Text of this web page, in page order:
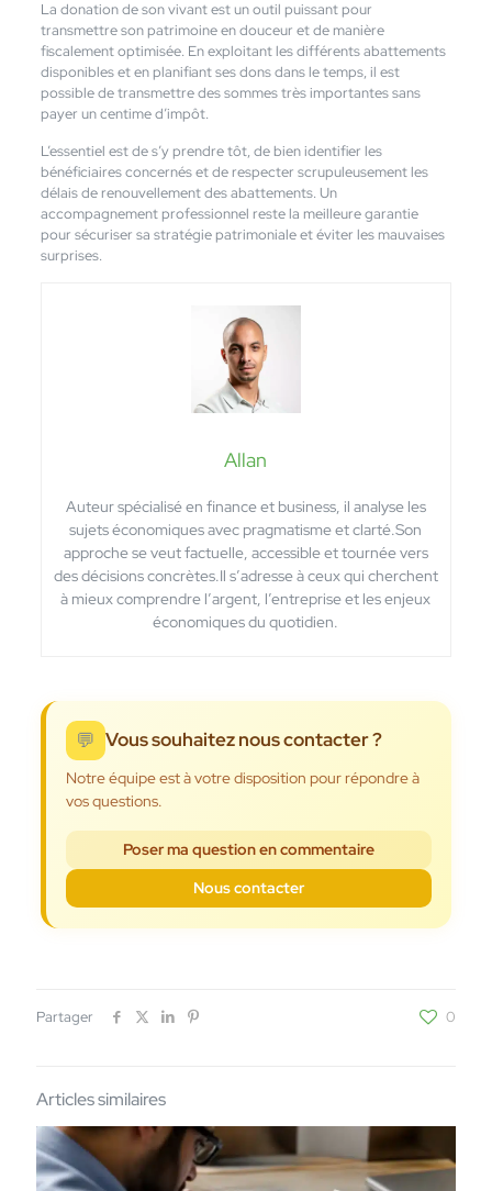
La donation de son vivant est un outil puissant pour
transmettre son patrimoine en douceur et de manière
fiscalement optimisée. En exploitant les différents abattements
disponibles et en planifiant ses dons dans le temps, il est
possible de transmettre des sommes très importantes sans
payer un centime d’impôt.
L’essentiel est de s’y prendre tôt, de bien identifier les
bénéficiaires concernés et de respecter scrupuleusement les
délais de renouvellement des abattements. Un
accompagnement professionnel reste la meilleure garantie
pour sécuriser sa stratégie patrimoniale et éviter les mauvaises
surprises.
Allan
Auteur spécialisé en finance et business, il analyse les
sujets économiques avec pragmatisme et clarté.Son
approche se veut factuelle, accessible et tournée vers
des décisions concrètes.Il s’adresse à ceux qui cherchent
à mieux comprendre l’argent, l’entreprise et les enjeux
économiques du quotidien.
💬 Vous souhaitez nous contacter ?
Notre équipe est à votre disposition pour répondre à
vos questions.
Poser ma question en commentaire
Nous contacter
Partager 0
Articles similaires